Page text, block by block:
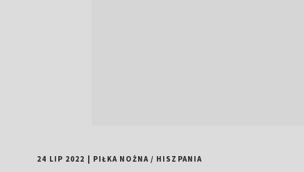
24 LIP 2022 PIŁKA NOŻNA/ HISZPANIA